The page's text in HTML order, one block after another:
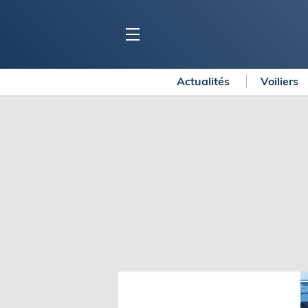
Voiliers
Actualités Voiliers